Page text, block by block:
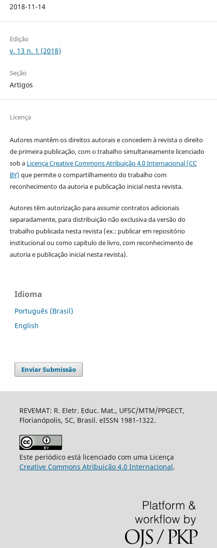
2018-11-14
Edição
v. 13 n. 1 (2018)
Seção
Artigos
Licença
Autores mantêm os direitos autorais e concedem à revista o direito
de primeira publicação, com o trabalho simultaneamente licenciado
sob a Licença Creative Commons Atribuição 4.0 Internacional (CC
BY) que permite o compartilhamento do trabalho com
reconhecimento da autoria e publicação inicial nesta revista.
Autores têm autorização para assumir contratos adicionais
separadamente, para distribuição não exclusiva da versão do
trabalho publicada nesta revista (ex.: publicar em repositório
institucional ou como capítulo de livro, com reconhecimento de
autoria e publicação inicial nesta revista).
Idioma
Português (Brasil)
English
Enviar Submissão
REVEMAT: R. Eletr. Educ. Mat., UFSC/MTM/PPGECT,
Florianópolis, SC, Brasil. eISSN 1981-1322.
Este periódico está licenciado com uma Licença
Creative Commons Atribuição 4.0 Internacional.